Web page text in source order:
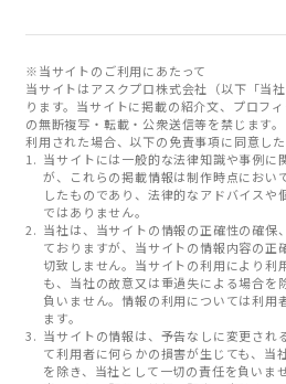
※当サイトのご利用にあたって
当サイトはアスクプロ株式会社（以下「当
ります。当サイトに掲載の紹介文、プロフ
の無断複写・転載・公衆送信等を禁じます
利用された場合、以下の免責事項に同意した
当サイトには一般的な法律知識や事例に
が、これらの掲載情報は制作時点におい
したものであり、法律的なアドバイスや
ではありません。
当社は、当サイトの情報の正確性の確保
ておりますが、当サイトの情報内容の正
切致しません。当サイトの利用により利
も、当社の故意又は重過失による場合を
負いません。情報の利用については利用
ます。
当サイトの情報は、予告なしに変更され
て利用者に何らかの損害が生じても、当
を除き、当社として一切の責任を負いませ